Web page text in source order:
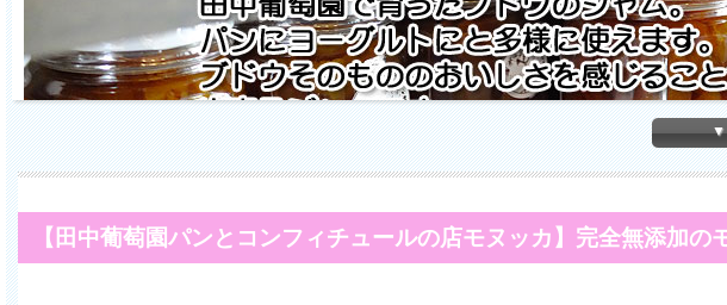
▼
【田中葡萄園パンとコンフィチュールの店モヌッカ】完全無添加